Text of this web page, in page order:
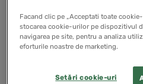
Legea contabilitatii prevede
anuale constituie un tot
raportul administratorilor,
comisiei de cenzori, după
catre guverne, in cazul in
Facand clic pe „Acceptati toate
stocarea cookie-urilor pe dispozitivul
navigarea pe site, pentru a analiza
eforturile noastre de marketing.
Setări cookie-uri